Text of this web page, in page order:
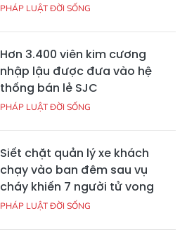
PHÁP LUẬT ĐỜI SỐNG
Hơn 3.400 viên kim cương
nhập lậu được đưa vào hệ
thống bán lẻ SJC
PHÁP LUẬT ĐỜI SỐNG
Siết chặt quản lý xe khách
chạy vào ban đêm sau vụ
cháy khiến 7 người tử vong
PHÁP LUẬT ĐỜI SỐNG